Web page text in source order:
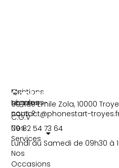
Mentions
Légales
C.G.V
Qui
sommes-
nous ?
Nos
Services
Nos
Occasions
Contact
60 Rue Emile Zola, 10000
contact@phonestart-
09 82 54 73 64
Lundi au Samedi de 09h30 à